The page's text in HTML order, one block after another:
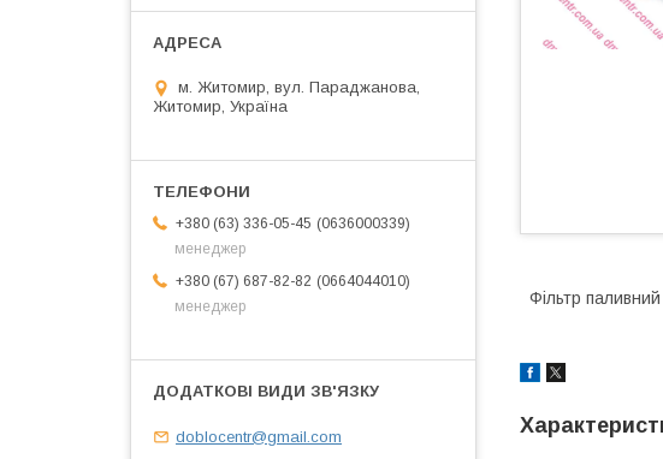
Фільтр
м. Житомир, вул. Параджанова,
Житомир, Україна
+380 (63) 336-05-45
0636000339
менеджер
+380 (67) 687-82-82
0664044010
менеджер
doblocentr@gmail.com